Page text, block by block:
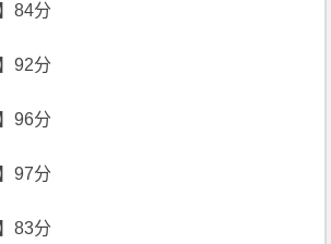
84分
92分
96分
97分
83分